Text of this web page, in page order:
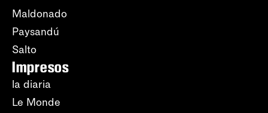
Maldonado
Paysandú
Salto
Impresos
la diaria
Le Monde